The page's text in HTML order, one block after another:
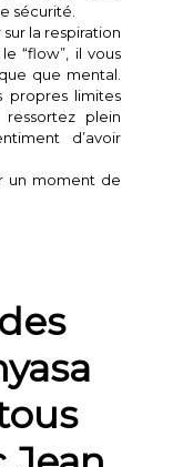
sécurité.
la respiration
“flow”, il vous
que mental.
propres limites
plein
d’avoir
un moment de